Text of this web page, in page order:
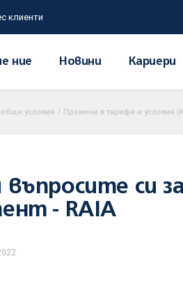
клиенти
ние Новини Кариери
условия / Промени в тарифи и условия
въпросите си
- RAIA